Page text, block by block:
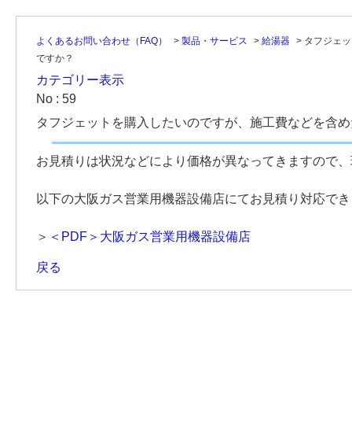
よくあるお問い合わせ（FAQ） > 製品・サービス > 給湯器 > タフジェ
ですか？
カテゴリー表示
No : 59
タフジェットを購入したいのですが、施工費などを含
お見積りは状況などにより価格が異なってきますので
以下の大阪ガス営業用機器設備店にてお見積り対応で
＞ ＜PDF＞大阪ガス営業用機器設備店
戻る